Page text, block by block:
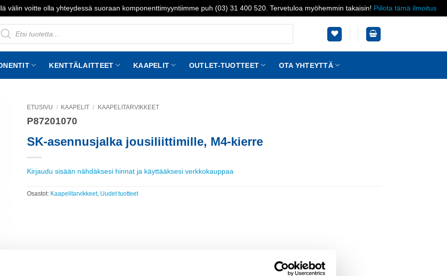
välin voitte olla yhteydessä suoraan komponenttimyyntiimme puh (03) 31 400 520. Tervetuloa myöhemmin takaisin! Piilota tämä ilmoitus
KENTTÄLAITTEET KAAPELIT OUTLET-TUOTTEET OTA YHTEYTTÄ
ETUSIVU / KAAPELIT / KAAPELITARVIKKEET
P87201070
SK-asennusjalka jousiliittimille, M4-kierre
Kirjaudu sisään nähdäksesi hinnat ja käyttääksesi verkkokauppaa
Osastot: Kaapelitarvikkeet, Uudet tuotteet